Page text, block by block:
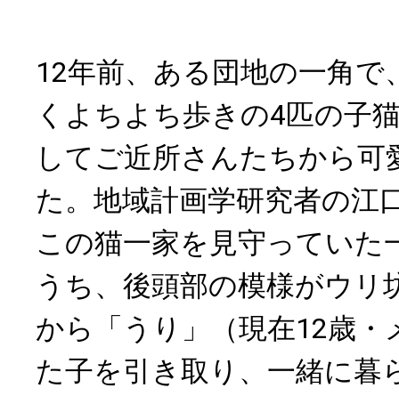
12年前、ある団地の一角で
くよちよち歩きの4匹の子
してご近所さんたちから
た。地域計画学研究者の江
この猫一家を見守っていた
うち、後頭部の模様がウリ
から「うり」（現在12歳・
た子を引き取り、一緒に暮